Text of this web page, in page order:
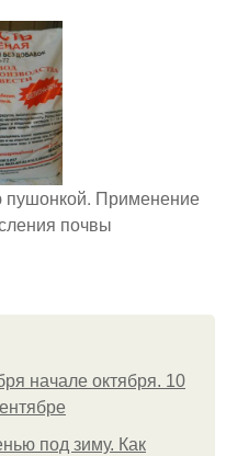
пушонкой. Применение
почвы
начале октября. 10
под зиму. Как